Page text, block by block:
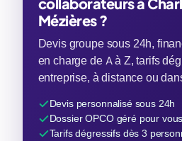
Mézières ?
Devis groupe sous 24h,
en charge de A à Z, tarifs
entreprise, à distance ou
Devis personnalisé sous 24h
Dossier OPCO géré pour vous
Tarifs dégressifs dès 3